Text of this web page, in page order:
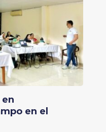
en el